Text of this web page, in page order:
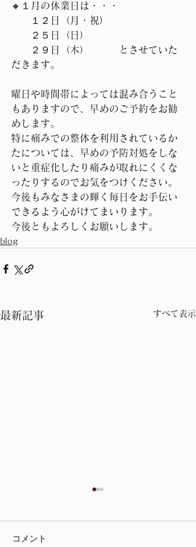
🔸１月の休業日は・・・
１２日（月・祝）
２５日（日）
２９日（木）　　　とさせていた
だきます。
曜日や時間帯によっては混み合うこと
もありますので、早めのご予約をお勧
めします。
特に痛みでの整体を利用されているか
たについては、早めの予防対処をしな
いと重症化したり痛みが取れにくくな
ったりするのでお気をつけください。
今後もみなさまの輝く毎日をお手伝い
できるよう心がけてまいります。
今後ともよろしくお願いします。
blog
最新記事 すべて表示
コメント